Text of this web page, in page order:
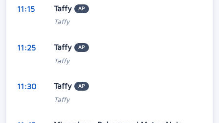
11:15 Taffy AP
Taffy
11:25 Taffy AP
Taffy
11:30 Taffy AP
Taffy